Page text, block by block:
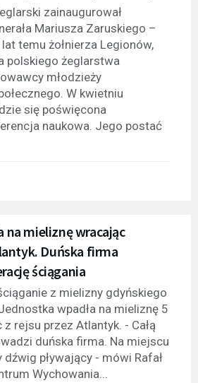
zainaugurował
Mariusza Zaruskiego –
temu żołnierza Legionów,
polskiego żeglarstwa
młodzieży
W kwietniu
się poświęcona
naukowa. Jego postać
na mieliznę wracając
Duńska firma
ściągania
z mielizny gdyńskiego
wpadła na mieliznę 5
rejsu przez Atlantyk. - Całą
duńska firma. Na miejscu
pływający - mówi Rafał
Wychowania...